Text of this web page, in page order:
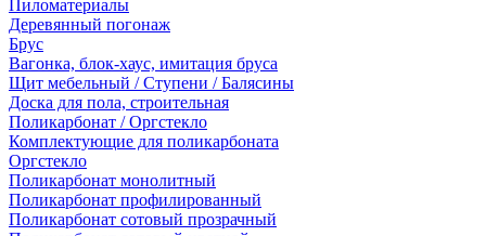
Пиломатериалы
Деревянный погонаж
Брус
Вагонка, блок-хаус, имитация бруса
Щит мебельный / Ступени / Балясины
Доска для пола, строительная
Поликарбонат / Оргстекло
Комплектующие для поликарбоната
Оргстекло
Поликарбонат монолитный
Поликарбонат профилированный
Поликарбонат сотовый прозрачный